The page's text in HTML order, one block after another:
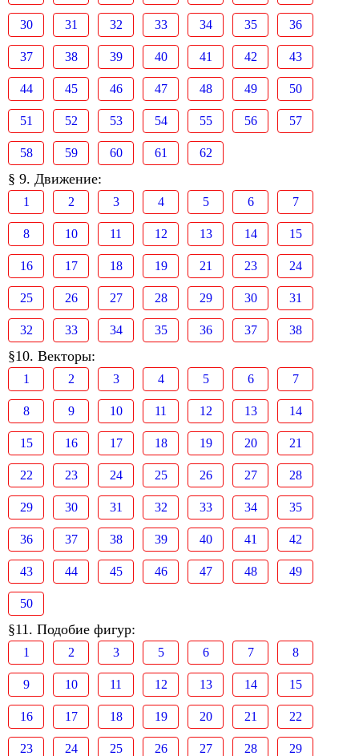
30 31 32 33 34 35 36
37 38 39 40 41 42 43
44 45 46 47 48 49 50
51 52 53 54 55 56 57
58 59 60 61 62
§ 9. Движение:
1 2 3 4 5 6 7
8 10 11 12 13 14 15
16 17 18 19 21 23 24
25 26 27 28 29 30 31
32 33 34 35 36 37 38
§10. Векторы:
1 2 3 4 5 6 7
8 9 10 11 12 13 14
15 16 17 18 19 20 21
22 23 24 25 26 27 28
29 30 31 32 33 34 35
36 37 38 39 40 41 42
43 44 45 46 47 48 49
50
§11. Подобие фигур:
1 2 3 5 6 7 8
9 10 11 12 13 14 15
16 17 18 19 20 21 22
23 24 25 26 27 28 29